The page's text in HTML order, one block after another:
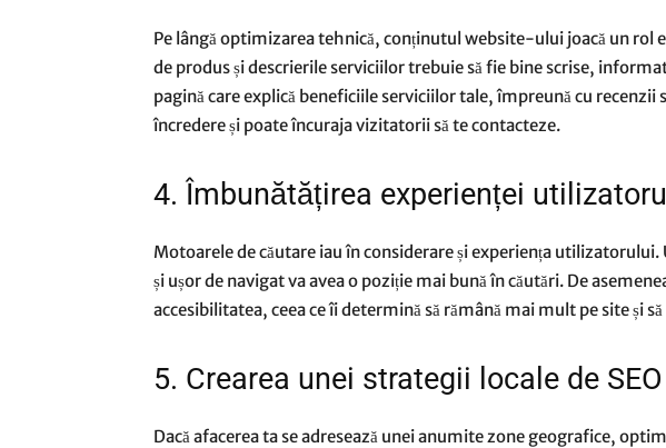
Pe lângă optimizarea tehnică, conținutul website-ului joacă un rol
de produs și descrierile serviciilor trebuie să fie bine scrise,
pagină care explică beneficiile serviciilor tale, împreună cu recenzii
încredere și poate încuraja vizitatorii să te contacteze.
4. Îmbunătățirea experienței
Motoarele de căutare iau în considerare și experiența
și ușor de navigat va avea o poziție mai bună în căutări. De
accesibilitatea, ceea ce îi determină să rămână mai mult pe site și
5. Crearea unei strategii locale de SEO
Dacă afacerea ta se adresează unei anumite zone geografice,